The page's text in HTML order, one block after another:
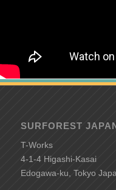
SURFOREST
T-Works
4-1-4 Higashi-Kasai
Edogawa-ku, Tokyo